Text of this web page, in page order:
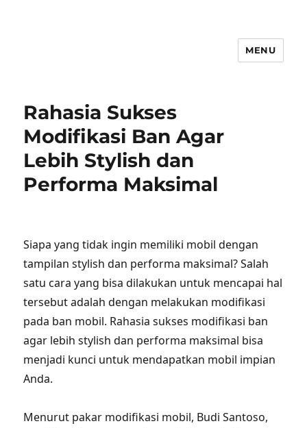
MENU
Rahasia Sukses
Modifikasi Ban Agar
Lebih Stylish dan
Performa Maksimal
Siapa yang tidak ingin memiliki mobil dengan
tampilan stylish dan performa maksimal? Salah
satu cara yang bisa dilakukan untuk mencapai hal
tersebut adalah dengan melakukan modifikasi
pada ban mobil. Rahasia sukses modifikasi ban
agar lebih stylish dan performa maksimal bisa
menjadi kunci untuk mendapatkan mobil impian
Anda.
Menurut pakar modifikasi mobil, Budi Santoso,